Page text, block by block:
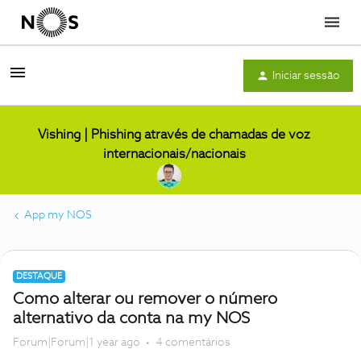
Menu
Iniciar sessão
Vishing | Phishing através de chamadas de voz
internacionais/nacionais
App my NOS
DESTAQUE
Como alterar ou remover o número
alternativo da conta na my NOS
Forum|Forum|1 year ago 4 comentários